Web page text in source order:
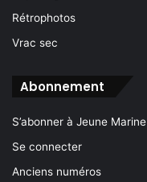
Rétrophotos
Vrac sec
Abonnement
S’abonner à Jeune Marine
Se connecter
Anciens numéros